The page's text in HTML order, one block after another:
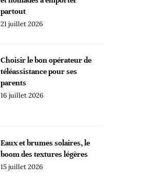
partout
21 juillet 2026
Choisir le bon opérateur de
téléassistance pour ses
parents
16 juillet 2026
Eaux et brumes solaires, le
boom des textures légères
15 juillet 2026